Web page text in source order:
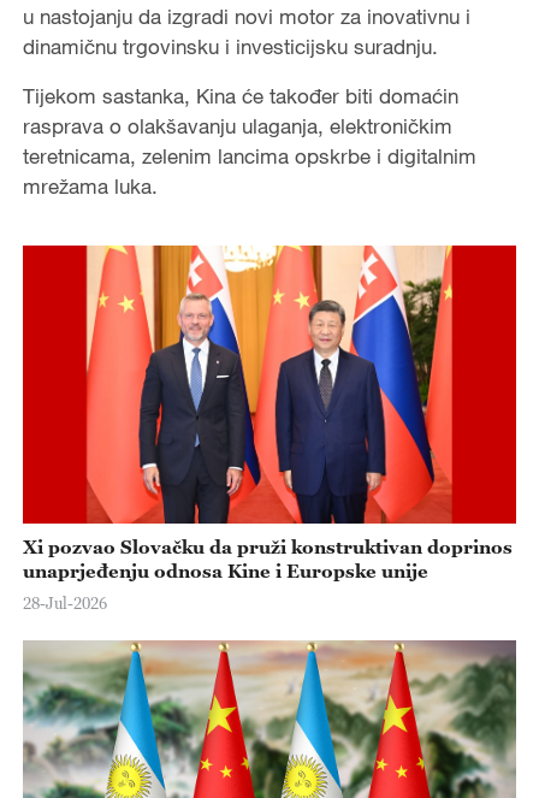
u nastojanju da izgradi novi motor za inovativnu i
dinamičnu trgovinsku i investicijsku suradnju.
Tijekom sastanka, Kina će također biti domaćin
rasprava o olakšavanju ulaganja, elektroničkim
teretnicama, zelenim lancima opskrbe i digitalnim
mrežama luka.
Xi pozvao Slovačku da pruži konstruktivan doprinos
unaprjeđenju odnosa Kine i Europske unije
28-Jul-2026